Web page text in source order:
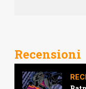
Recensioni